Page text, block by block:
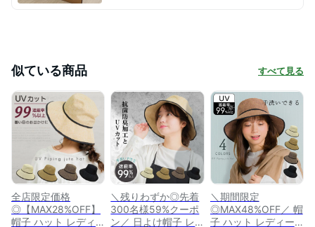
似ている商品 すべて見る
全店限定価格
◎【MAX28%OFF】
帽子 ハット レディ
＼残りわずか◎先着
300名様59%クーポ
ン／ 日よけ帽子 レ
＼期間限定
◎MAX48%OFF／ 帽
子 ハット レディー